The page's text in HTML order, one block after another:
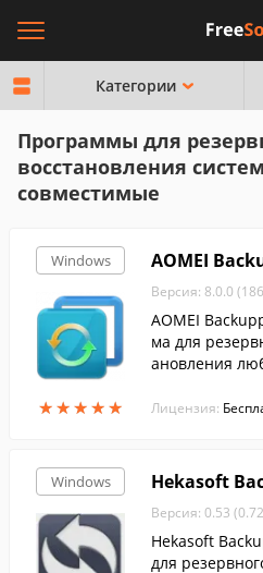
Категории
Программы для
восстановления
совместимые
Windows
★★★★★
★★★★★
AOMEI
Версия: 8.0.0
AOMEI
ма для
ановления
Лицензия:
Windows Hekasoft
Версия: 0.53
Hekasoft
для